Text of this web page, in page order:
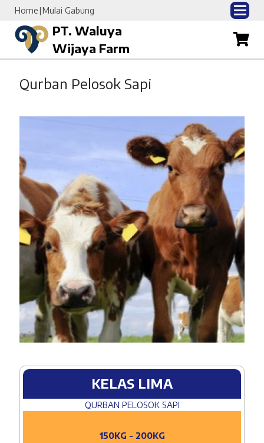
Home Mulai Gabung
PT. Waluya
Wijaya Farm
Qurban Pelosok Sapi
KELAS LIMA
QURBAN PELOSOK SAPI
150KG - 200KG